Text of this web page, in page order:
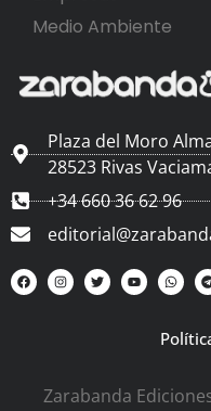
Medio Ambiente
Plaza del Moro
28523 Rivas
+34 660 36 62 96
Zarabanda